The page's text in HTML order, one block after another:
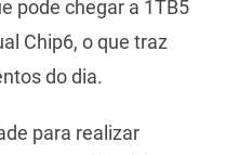
pode chegar a 1TB5
Chip6, o que traz
do dia.
para realizar